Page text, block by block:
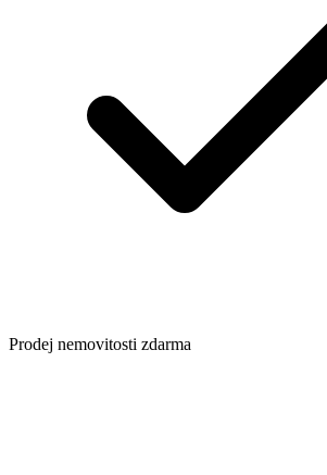
Prodej nemovitosti zdarma